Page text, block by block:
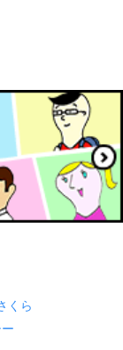
くら